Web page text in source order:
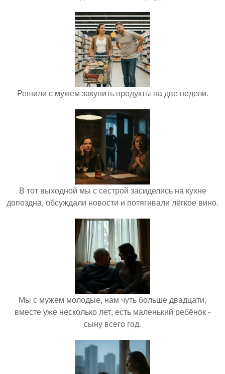
Решили с мужем закупить продукты на две недели.
В тот выходной мы с сестрой засиделись на кухне
допоздна, обсуждали новости и потягивали лёгкое вино.
Мы с мужем молодые, нам чуть больше двадцати,
вместе уже несколько лет, есть маленький ребёнок -
сыну всего год.